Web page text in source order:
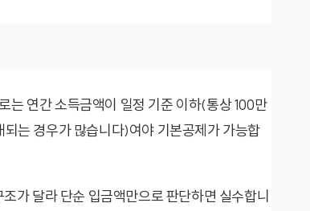
는 연간 소득금액이 일정 기준 이하(통상 100만
는 경우가 많습니다)여야 기본공제가 가능합
가 달라 단순 입금액만으로 판단하면 실수합니